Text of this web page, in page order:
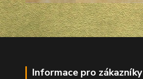
Informace pro zákazníky